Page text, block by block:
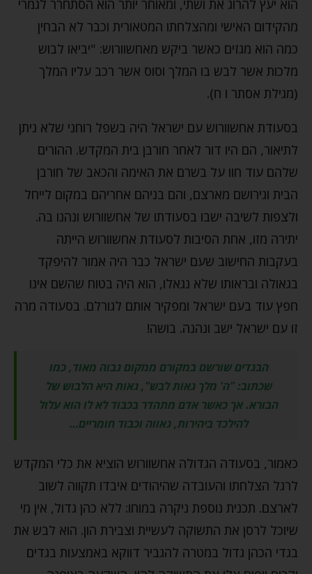
הוא יעץ להרוג את ושתי, ומאוחר יותר הוא הסתחרר לגמרי
מהקידום האישי ומהצלחתו המטאורית וכבר לא הבחין
כמה הוא מגזים כאשר ביקש מאחשוורוש: "יביאו לבוש
מלכות אשר לבש בו המלך וסוס אשר רכב עליו המלך
(מגילת אסתר ו ח).
בסעודת אחשוורוש עם ישראל היה בשפל רוחני שלא ניתן
לתיאור, הם היו דור לאחר חורבן בית המקדש. ההורים
שלהם עוד חוו על בשרם את האימה והכאב של חורבן
הבית וגירושם מארצם, והם בניהם אחריהם במקום לייחל
ולצפות לשיבה ישבו בסעודתו של אחשוורוש ונהנו בה.
יתירה מזו, אחת הסיבות לסעודת אחשוורוש הייתה
בעקבות החישוב שעם ישראל כבר היה אמור להיפקד
בגאולה ובראותו שלא נגאלו, הוא היה בטוח שהשם אינו
חפץ עוד בעם ישראל ומפקיר אותם לגורלם. בסעודה מרה
זו עם ישראל ישב ונהנה. בושה!
הבגדים שורשם במקורם ממקום גבוה מאוד, כמו
שכתוב: "ה' מלך גאות לבש", גאות היא הלבוש של
הבורא. אך כאשר אדם מתהדר בכבוד לא לו הוא עלול
להילכד ביהירות, גאווה וכבוד חומריים…
כאמור, בסעודה הגדולה אחשוורוש הוציא את כלי המקדש
לרגל הצלחתו והעובדה שהיהודים איבדו תקווה לשוב
לארצם. תכנית נוספת ניקרה במוחו: ללא כהן גדול, אין מי
שיוכל לרסן את התשוקה לעשיית וצבירת הון. הוא לבש את
בגדי הכהן גדול במטרה להגביר דווקא באמצעות בגדים